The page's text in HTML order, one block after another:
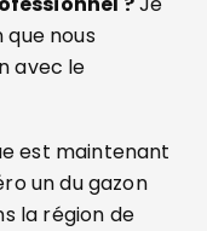
nous
avec le
est maintenant
un du gazon
la région de